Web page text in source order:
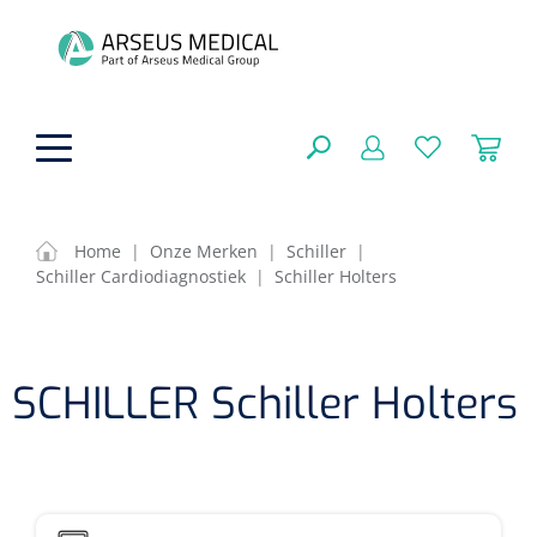
ADL & Comfortzorg
Aromatherapie
Maagsondes
Cryotherapie
Beademing
Neuscanules
Home | Onze Merken | Schiller |
Schiller Cardiodiagnostiek | Schiller Holters
SCHILLER Schiller Holters